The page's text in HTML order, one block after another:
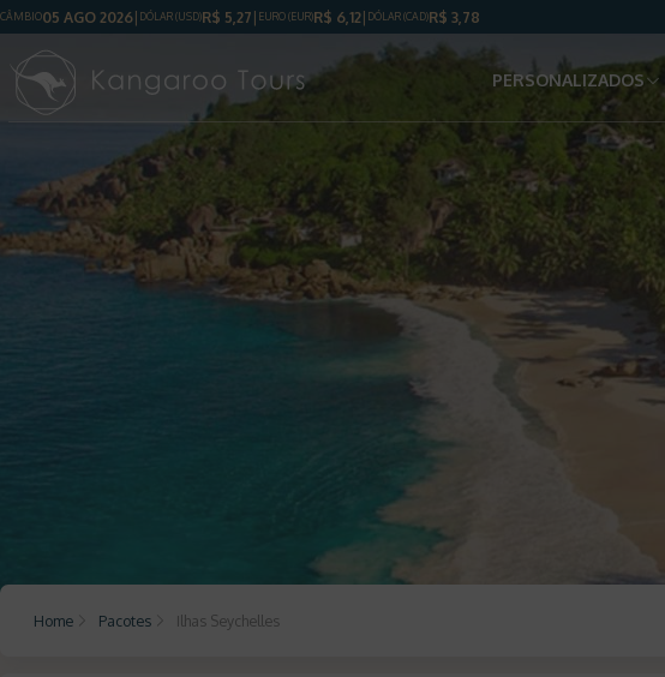
CÂMBIO05 AGO 2026 DÓLAR(USD)R$ 5,27 EURO (EUR)R$ 6,12 DÓLAR(CAD)R$ 3,78
PERSONALIZADOS
Home Pacotes Ilhas Seychelles